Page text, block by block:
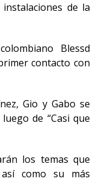
de la
Blessd
contacto con
Gio y Gabo se
de “Casi que
los temas que
como su más